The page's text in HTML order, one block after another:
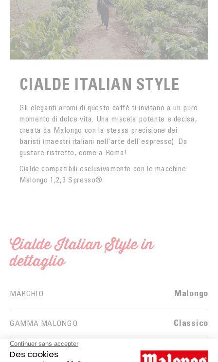
CIALDE ITALIAN STYLE
Gli eleganti aromi di questo caffè ti invitano a un puro
momento di dolce vita. Una miscela potente e decisa,
creata da Malongo con la stessa precisione dei
baristi (maestri italiani nell'arte dell'espresso). Da
gustare ristretto, come a Roma!
Cialde compatibili esclusivamente con le macchine
Malongo 1,2,3 Spresso®
Cialde Italian Style in
dettaglio
MARCHIO Malongo
GAMMA MALONGO Classico
QUANTITÀ DI DOSI 16 cialde